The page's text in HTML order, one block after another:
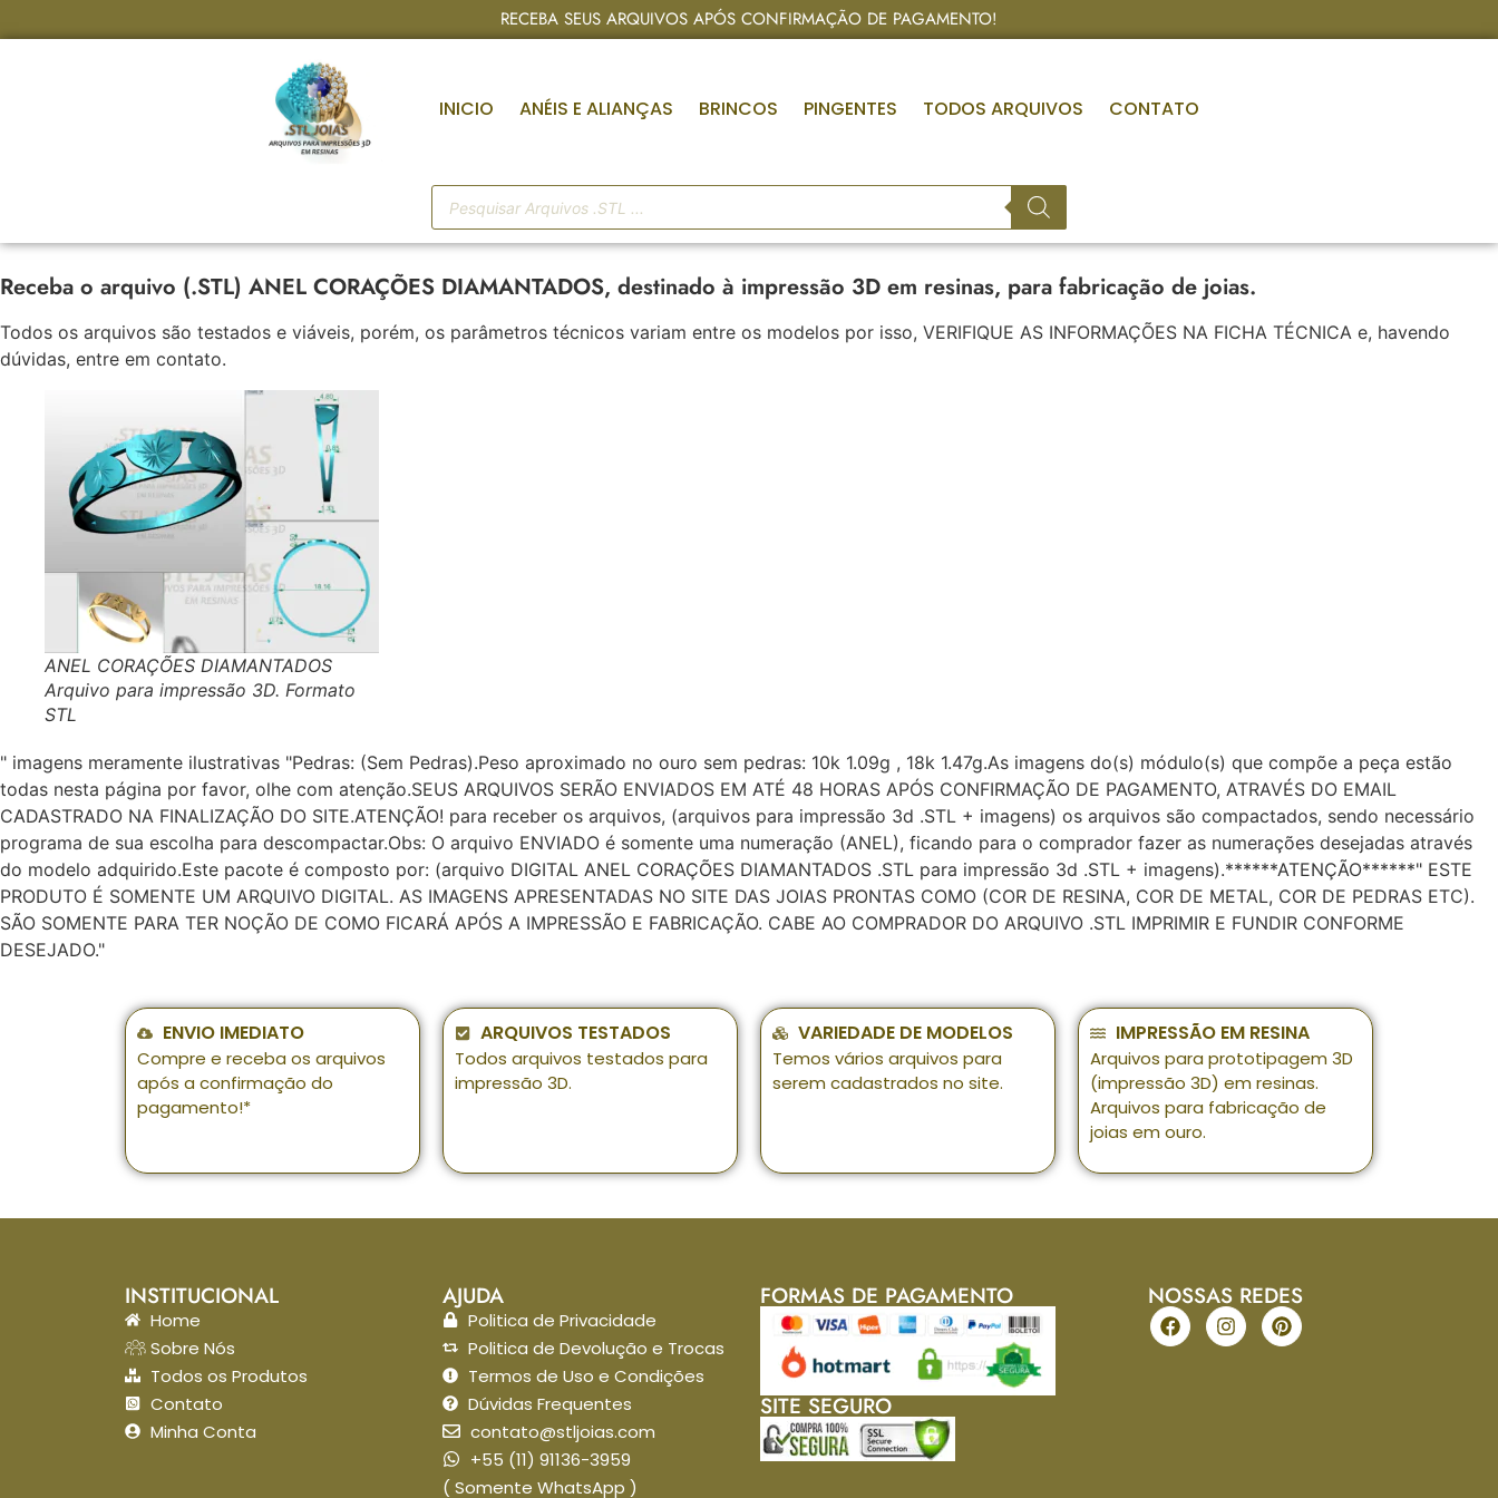
RECEBA SEUS ARQUIVOS APÓS CONFIRMAÇÃO DE PAGAMENTO!
INICIO ANÉIS E ALIANÇAS BRINCOS PINGENTES TODOS ARQUIVOS CONTATO
Receba o arquivo (.STL) ANEL CORAÇÕES DIAMANTADOS, destinado à impressão 3D em resinas, para fabricação de joias.
Todos os arquivos são testados e viáveis, porém, os parâmetros técnicos variam entre os modelos por isso, VERIFIQUE AS INFORMAÇÕES NA FICHA TÉCNICA e, havendo
dúvidas, entre em contato.
ANEL CORAÇÕES DIAMANTADOS
Arquivo para impressão 3D. Formato
STL
" imagens meramente ilustrativas "Pedras: (Sem Pedras).Peso aproximado no ouro sem pedras: 10k 1.09g , 18k 1.47g.As imagens do(s) módulo(s) que compõe a peça estão
todas nesta página por favor, olhe com atenção.SEUS ARQUIVOS SERÃO ENVIADOS EM ATÉ 48 HORAS APÓS CONFIRMAÇÃO DE PAGAMENTO, ATRAVÉS DO EMAIL
CADASTRADO NA FINALIZAÇÃO DO SITE.ATENÇÃO! para receber os arquivos, (arquivos para impressão 3d .STL + imagens) os arquivos são compactados, sendo necessário
programa de sua escolha para descompactar.Obs: O arquivo ENVIADO é somente uma numeração (ANEL), ficando para o comprador fazer as numerações desejadas através
do modelo adquirido.Este pacote é composto por: (arquivo DIGITAL ANEL CORAÇÕES DIAMANTADOS .STL para impressão 3d .STL + imagens).******ATENÇÃO******" ESTE
PRODUTO É SOMENTE UM ARQUIVO DIGITAL. AS IMAGENS APRESENTADAS NO SITE DAS JOIAS PRONTAS COMO (COR DE RESINA, COR DE METAL, COR DE PEDRAS ETC).
SÃO SOMENTE PARA TER NOÇÃO DE COMO FICARÁ APÓS A IMPRESSÃO E FABRICAÇÃO. CABE AO COMPRADOR DO ARQUIVO .STL IMPRIMIR E FUNDIR CONFORME
DESEJADO."
ENVIO IMEDIATO
Compre e receba os arquivos
após a confirmação do
pagamento!*
ARQUIVOS TESTADOS
Todos arquivos testados para
impressão 3D.
VARIEDADE DE MODELOS
Temos vários arquivos para
serem cadastrados no site.
IMPRESSÃO EM RESINA
Arquivos para prototipagem 3D
(impressão 3D) em resinas.
Arquivos para fabricação de
joias em ouro.
INSTITUCIONAL
Home
Sobre Nós
Todos os Produtos
Contato
Minha Conta
AJUDA
Politica de Privacidade
Politica de Devolução e Trocas
Termos de Uso e Condições
Dúvidas Frequentes
contato@stljoias.com
+55 (11) 91136-3959
( Somente WhatsApp )
FORMAS DE PAGAMENTO
SITE SEGURO
NOSSAS REDES